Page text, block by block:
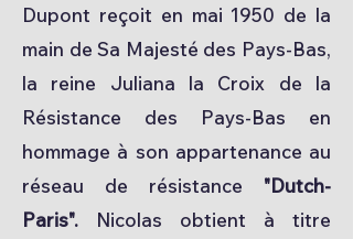
Dupont reçoit en mai 1950 de la
main de Sa Majesté des Pays-Bas,
la reine Juliana la Croix de la
Résistance des Pays-Bas en
hommage à son appartenance au
réseau de résistance "Dutch-
Paris". Nicolas obtient à titre